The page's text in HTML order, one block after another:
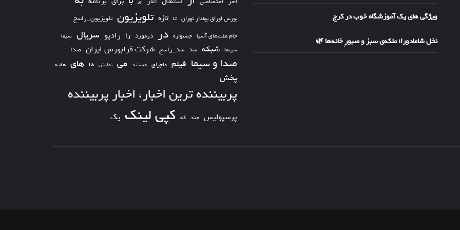
ویژگی های یک آموزشگاه خوب در کرج
نخل شامادورا؛ ملکه‌ی سبز و صبورِ خانه‌ها 🌿
بورس اوراق بهادار تهران تا تازه تلویزیون تلویزیون_راسخ
جام ملت‌های آسیا جشنواره در درمورد را رادیو سریال سیما
سینما شبکه شد شد_راسخ شرکت فرابورس ایران صدا
صدا و سیما فیلم ماجرای مستند می نمایش ها های هفته
پخش
پربیننده ترین اخبار، اخبار پربیننده
پرسپولیس چند که کپی لینک یک